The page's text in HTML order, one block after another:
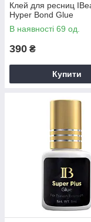
Клей для ресниц
Hyper Bond Glue
В наявності 69 од.
390 ₴
Купити